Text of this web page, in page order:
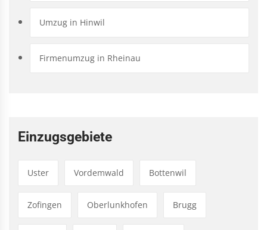
Umzug in Hinwil
Firmenumzug in Rheinau
Einzugsgebiete
Uster Vordemwald Bottenwil
Zofingen Oberlunkhofen Brugg